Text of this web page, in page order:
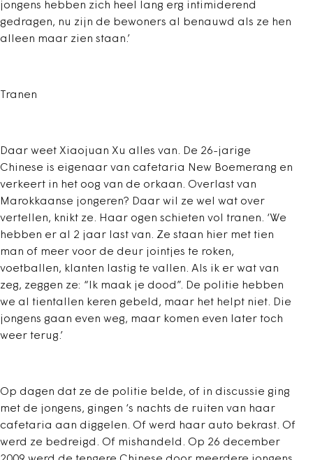
jongens hebben zich heel lang erg intimiderend
gedragen, nu zijn de bewoners al benauwd als ze hen
alleen maar zien staan.’
Tranen
Daar weet Xiaojuan Xu alles van. De 26-jarige
Chinese is eigenaar van cafetaria New Boemerang en
verkeert in het oog van de orkaan. Overlast van
Marokkaanse jongeren? Daar wil ze wel wat over
vertellen, knikt ze. Haar ogen schieten vol tranen. ‘We
hebben er al 2 jaar last van. Ze staan hier met tien
man of meer voor de deur jointjes te roken,
voetballen, klanten lastig te vallen. Als ik er wat van
zeg, zeggen ze: “Ik maak je dood”. De politie hebben
we al tientallen keren gebeld, maar het helpt niet. Die
jongens gaan even weg, maar komen even later toch
weer terug.’
Op dagen dat ze de politie belde, of in discussie ging
met de jongens, gingen ‘s nachts de ruiten van haar
cafetaria aan diggelen. Of werd haar auto bekrast. Of
werd ze bedreigd. Of mishandeld. Op 26 december